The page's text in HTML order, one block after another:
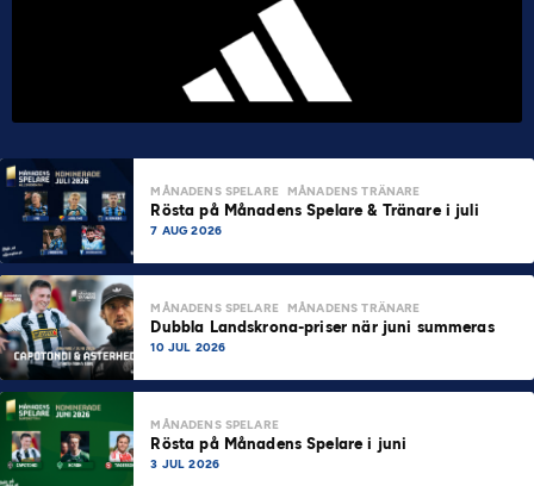
MÅNADENS SPELARE MÅNADENS TRÄNARE
Rösta på Månadens Spelare & Tränare i juli
7 AUG 2026
MÅNADENS SPELARE MÅNADENS TRÄNARE
Dubbla Landskrona-priser när juni summeras
10 JUL 2026
MÅNADENS SPELARE
Rösta på Månadens Spelare i juni
3 JUL 2026